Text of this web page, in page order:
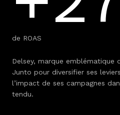
de ROAS
Delsey, marque emblématique
Junto pour diversifier ses
l’impact de ses campagnes
tendu.